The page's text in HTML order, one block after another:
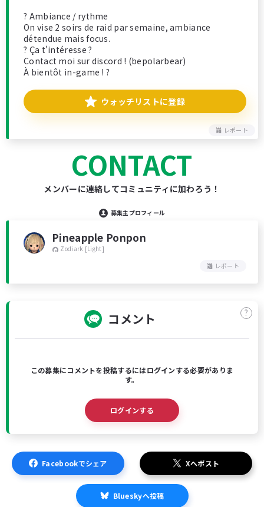
? Ambiance / rythme
On vise 2 soirs de raid par semaine, ambiance
détendue mais focus.
? Ça t'intéresse ?
Contact moi sur discord ! (bepolarbear)
À bientôt in-game ! ?
レポート
ウォッチリストに登録
CONTACT
メンバーに連絡してコミュニティに加わろう！
募集主プロフィール
Pineapple Ponpon
Zodiark [Light]
レポート
コメント ?
この募集にコメントを投稿するにはログインする必要がありま
す。
ログインする
Facebookでシェア Xへポスト
Blueskyへ投稿